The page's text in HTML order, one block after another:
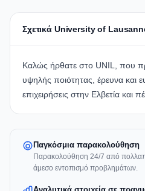
Σχετικά University of
Καλώς ήρθατε στο UNIL, που
υψηλής ποιότητας, έρευνα και
επιχειρήσεις στην Ελβετία και
Παγκόσμια παρακολούθηση
Παρακολούθηση 24/7 από
άμεσο εντοπισμό προβλημάτων.